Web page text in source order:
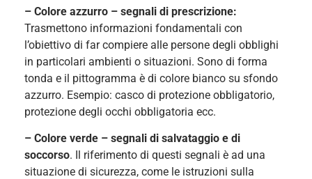
– Colore azzurro – segnali di prescrizione:
Trasmettono informazioni fondamentali con
l’obiettivo di far compiere alle persone degli obblighi
in particolari ambienti o situazioni. Sono di forma
tonda e il pittogramma è di colore bianco su sfondo
azzurro. Esempio: casco di protezione obbligatorio,
protezione degli occhi obbligatoria ecc.
– Colore verde – segnali di salvataggio e di
soccorso. Il riferimento di questi segnali è ad una
situazione di sicurezza, come le istruzioni sulla